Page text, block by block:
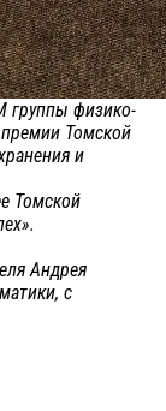
группы физико-
премии Томской
и
Томской
Андрея
с